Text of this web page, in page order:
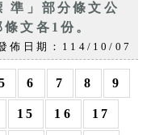
準」部分條文公
文各1份。
佈日期：114/10/07
6 7 8 9
15 16 17